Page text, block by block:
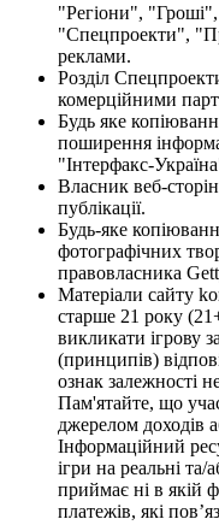
"Регіони",
"Спецпроекти",
реклами.
Розділ
комерційними
Будь яке
поширення
"Інтерфакс-
Власник веб-
публікації.
Будь-яке
фотографічних
правовласника
Матеріали сайту
старше 21 року
викликати ігрову
(принципів)
ознак залежності
Пам'ятайте, що
джерелом доходів
Інформаційний
ігри на реальні та/
приймає ні в якій
платежів, які